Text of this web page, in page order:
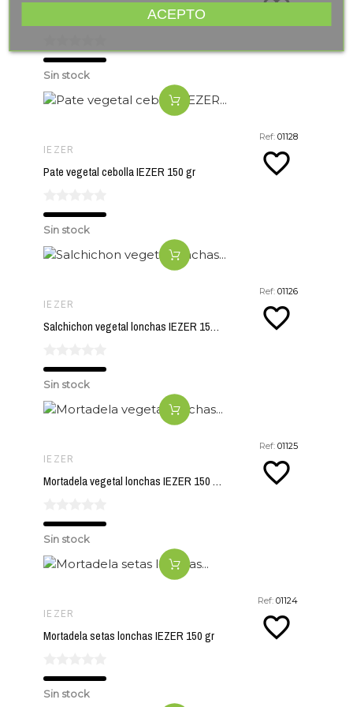
ACEPTO
Pate vegetal cremoso IEZER 150 gr
Sin stock
Ref:01128
IEZER
Pate vegetal cebolla IEZER 150 gr
Sin stock
favorite_border
Ref:01126
IEZER
Salchichon vegetal lonchas IEZER 150 gr
Sin stock
favorite_border
Ref:01125
IEZER
Mortadela vegetal lonchas IEZER 150 gr
Sin stock
favorite_border
Ref:01124
IEZER
Mortadela setas lonchas IEZER 150 gr
Sin stock
favorite_border
favorite_border